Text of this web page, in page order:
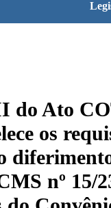
do Ato
os
nº 15/